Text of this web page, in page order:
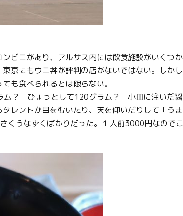
ビニがあり、アルサス内には飲食施設がいくつ
京にもウニ丼が評判の店がないではない。しか
も食べられるとは限らない。
？ ひょっとして120グラム？ 小皿に注いだ醤
レントが目をむいたり、天を仰いだりして「う
くうなずくばかりだった。１人前3000円なので